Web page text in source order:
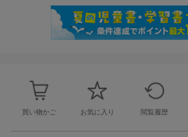
買い物かご お気に入り 閲覧履歴